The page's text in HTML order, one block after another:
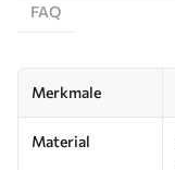
FAQ
Merkmale
Material